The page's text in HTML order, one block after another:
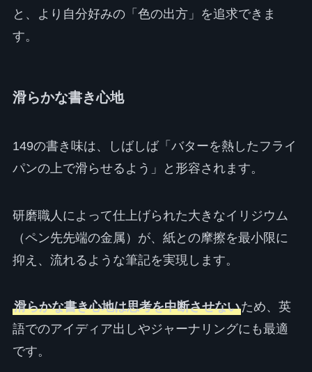
と、より自分好みの「色の出方」を追求できま
す。
滑らかな書き心地
149の書き味は、しばしば「バターを熱したフライ
パンの上で滑らせるよう」と形容されます。
研磨職人によって仕上げられた大きなイリジウム
（ペン先先端の金属）が、紙との摩擦を最小限に
抑え、流れるような筆記を実現します。
滑らかな書き心地は思考を中断させないため、英
語でのアイディア出しやジャーナリングにも最適
です。